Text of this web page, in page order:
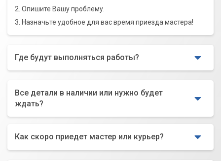
2. Опишите Вашу проблему.
3. Назначьте удобное для вас время приезда мастера!
Где будут выполняться работы?
Все детали в наличии или нужно будет
ждать?
Как скоро приедет мастер или курьер?